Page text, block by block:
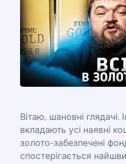
Вітаю, шановні глядачі.
вкладають усі наявні
золото-забезпечені
спостерігається